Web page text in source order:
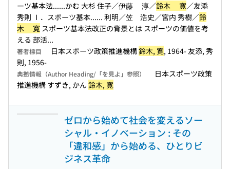
ーツ基本法......かむ 大杉 住子／伊藤 淳／鈴木 寛／友添
秀則 Ⅰ．スポーツ基本...... 利明／笠 浩史／宮内 秀樹／鈴
木 寛 スポーツ基本法改正の背景とは スポーツの価値を考
える 部活...
著者標目 日本スポーツ政策推進機構鈴木, 寛, 1964- 友添, 秀
則, 1956-
典拠情報（Author Heading/「を見よ」参照）
日本スポーツ政策
推進機構 すずき, かん 鈴木, 寛
ゼロから始めて社会を変えるソー
シャル・イノベーション : その
「違和感」から始める、ひとりビ
ジネス革命